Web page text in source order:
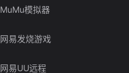
MuMu模拟器
网易发烧游戏
网易UU远程